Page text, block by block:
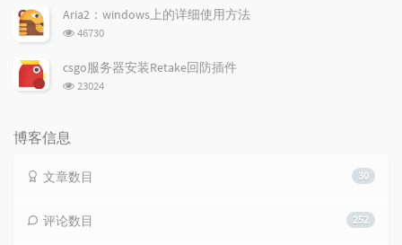
次
Aria2：windows上的详细使用方法
浏
次
数:
46730
csgo服务器安装Retake回防插件
浏
23024
博客信息
30
文章数目
252
评论数目